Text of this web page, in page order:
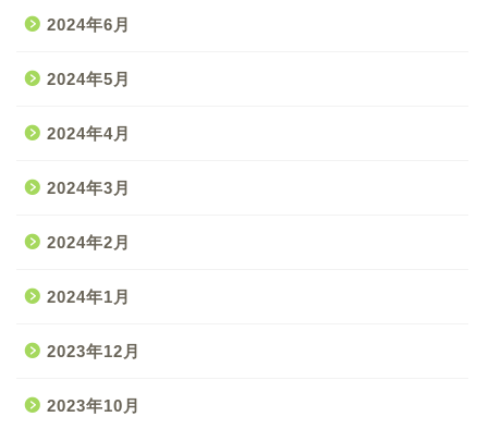
2024年6月
2024年5月
2024年4月
2024年3月
2024年2月
2024年1月
2023年12月
2023年10月